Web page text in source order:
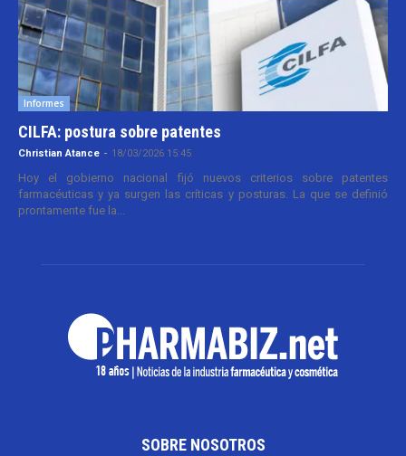
Informes
CILFA: postura sobre patentes
Christian Atance - 18/03/2026 15:45
Hoy el gobierno nacional fijó nuevos criterios sobre patentes
farmacéuticas y ya surgen las críticas y posturas. La que se definió
prontamente fue la...
SOBRE NOSOTROS